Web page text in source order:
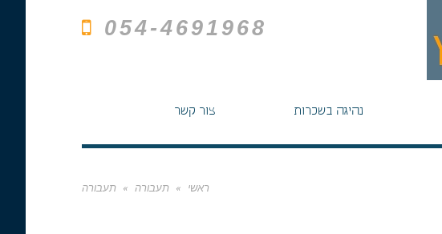
054-4691968
נהיגה בשכרות צור קשר
ראשי » תעבורה » תעבורה